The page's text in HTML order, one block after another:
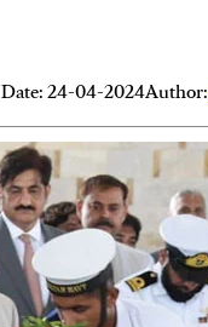
Date: 24-04-2024Author: